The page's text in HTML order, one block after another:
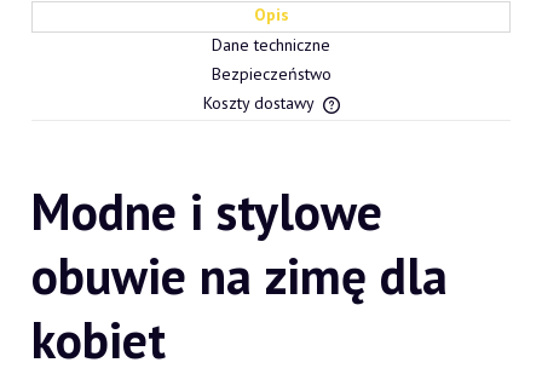
Opis
Dane techniczne
Bezpieczeństwo
Koszty dostawy
Modne i stylowe
obuwie na zimę dla
kobiet